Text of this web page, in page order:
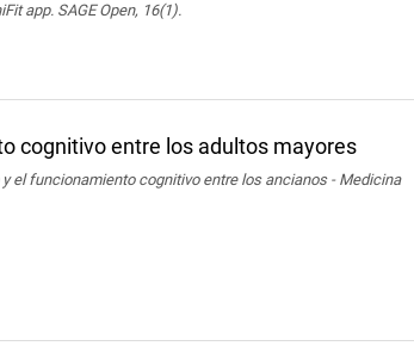
app. SAGE Open, 16(1).
cognitivo entre los adultos mayores
el funcionamiento cognitivo entre los ancianos - Medicina